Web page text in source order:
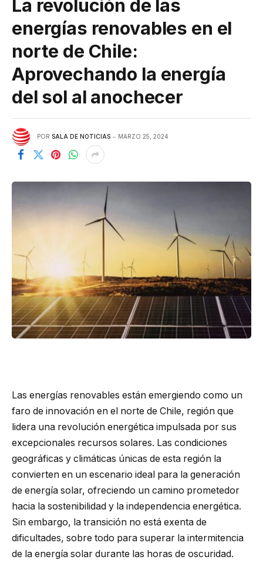
La revolución de las
energías renovables en el
norte de Chile:
Aprovechando la energía
del sol al anochecer
POR SALA DE NOTICIAS MARZO 25, 2024
Las energías renovables están emergiendo como un
faro de innovación en el norte de Chile, región que
lidera una revolución energética impulsada por sus
excepcionales recursos solares. Las condiciones
geográficas y climáticas únicas de esta región la
convierten en un escenario ideal para la generación
de energía solar, ofreciendo un camino prometedor
hacia la sostenibilidad y la independencia energética.
Sin embargo, la transición no está exenta de
dificultades, sobre todo para superar la intermitencia
de la energía solar durante las horas de oscuridad.